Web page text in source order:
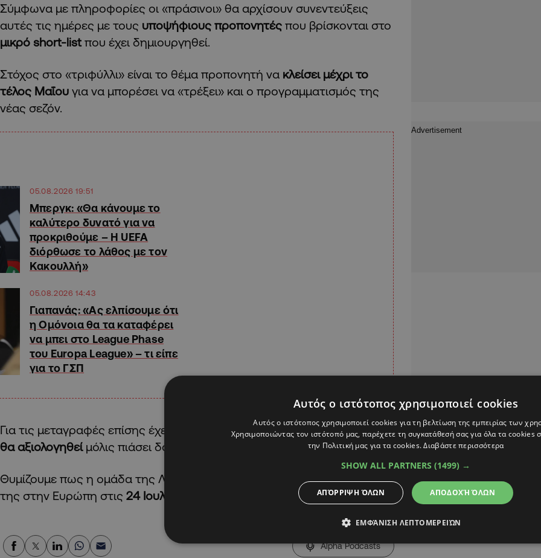
Σύμφωνα με πληροφορίες οι «πράσινοι» θα αρχίσουν συνεντεύξεις
αυτές τις ημέρες με τους υποψήφιους προπονητές που βρίσκονται στο
μικρό short-list που έχει δημιουργηθεί.
Στόχος στο «τριφύλλι» είναι το θέμα προπονητή να κλείσει μέχρι το
τέλος Μαΐου για να μπορέσει να «τρέξει» και ο προγραμματισμός της
νέας σεζόν.
05.08.2026 19:51
Μπεργκ: «Θα κάνουμε το
καλύτερο δυνατό για να
προκριθούμε – Η UEFA
διόρθωσε το λάθος με τον
Κακουλλή»
05.08.2026 14:43
Γιαπανάς: «Ας ελπίσουμε ότι
η Ομόνοια θα τα καταφέρει
να μπει στο League Phase
του Europa League» – τι είπε
για το ΓΣΠ
Για τις μεταγραφές επίσης έχει δημιουργηθεί ένα μικρό short-list όμως
θα αξιολογηθεί μόλις πιάσει δουλειά ο νέος τεχνικός.
Θυμίζουμε πως η ομάδα της Λευκωσίας φέτος αρχίζει τις υποχρεώσεις
της στην Ευρώπη στις 24 Ιουλίου
Alpha Podcasts
Αυτός ο ιστότοπος χρησιμοποιεί cookies
Αυτός ο ιστότοπος χρησιμοποιεί cookies για τη βελτίωση της εμπειρίας των
Χρησιμοποιώντας τον ιστότοπό μας, παρέχετε τη συγκατάθεσή σας για όλα τα cookies
την Πολιτική μας για τα cookies.Διαβάστε περισσότερα
SHOW ALL PARTNERS (1499) →
ΑΠΟΔΟΧΉ ΌΛΩΝ
ΑΠΌΡΡΙΨΗ ΌΛΩΝ
ΕΜΦΆΝΙΣΗ ΛΕΠΤΟΜΕΡΕΙΏΝ